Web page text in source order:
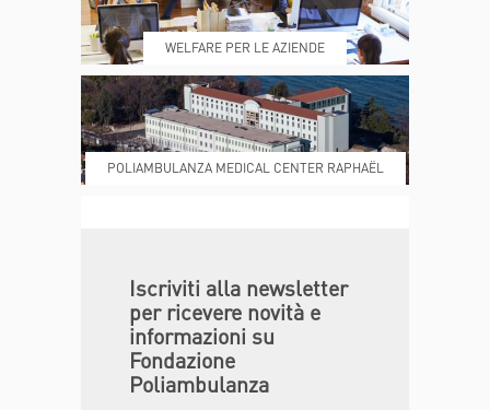
REFERTI REPARTI
DONA ORA MAGAZINE
WELFARE PER LE AZIENDE
POLIAMBULANZA MEDICAL CENTER RAPHAËL
Iscriviti alla newsletter
per ricevere novità e
informazioni su
Fondazione
Poliambulanza